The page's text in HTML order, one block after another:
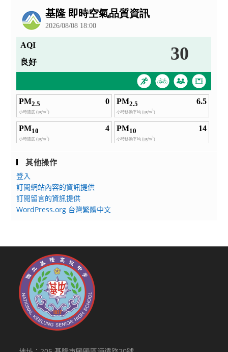
其他操作
登入
訂閱網站內容的資訊提供
訂閱留言的資訊提供
WordPress.org 台灣繁體中文